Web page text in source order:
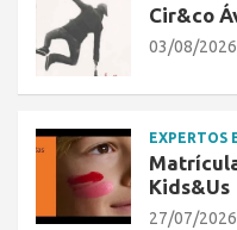
Cir&co
03/08/2026
EXPERTOS
Kids&Us
27/07/2026